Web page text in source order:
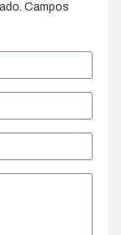
Campos